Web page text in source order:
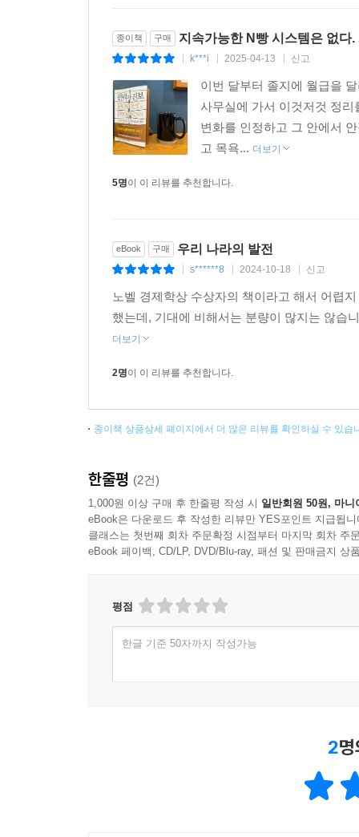
‘페이스북’은 플랫폼에 무분별하게 업로드되는
목적으로 사람들이 관심을 가질 만한 자극적
중국 정부는 감시를 위한 AI 기술에 막대하게
규모로 수집하여 분석할 것을 주요 테크 기업에
삭제하여 대중들의 접근을 차단한다. 강력한 힘
개발된 AI 도구들은 신장 지역을 넘어 비민주주의
전락시키고 모멸감을 주며, 무리한 업무 일정
발생률은 전체 평균보다 두 배나 높았으며, 업무
디지털 기술 개발을 통해 기업은 어마어마한 수
도구들은 노동자의 생산성을 높이고 수익을 늘
수집하고 독점하는 기술이 권력을 집중시키고
결과적으로 사회적 후생을 낮추고 민주주의를 쇠
결과를 불러온 순간들을 포착하고 있다. 개선되
못했다. 중세 말 바닷길이 열리고 대서양 교역을
환경으로 내몰렸다. 기술의 발전은 모든 것을 해
“공유된 번영은 우리의 선택에 달렸다”
공유된 번영으로 나아가게 할 날카로운 제언
아세모글루와 존슨은 이와 같은 낙관들을 정면
편리해졌음은 자명하다. 저자들에 따르면, 오늘
오늘날 세계 대부분의 사람들이 조상보다 생활
종이책 구매 지속가능한 N빵 시스템은 없다
k***i 2025-04-13 신고
이번 달부터 졸지에 월급을
사무실에 가서 이것저것 정
변화를 인정하고 그 안에서
고 목욕... 더보기
5명이 이 리뷰를 추천합니다.
eBook 구매 우리 나라의 발전
s******8 2024-10-18 신고
노벨 경제학상 수상자의 책이라고 해서 어렵
했는데, 기대에 비해서는 분량이 많지는 않습
더보기
2명이 이 리뷰를 추천합니다.
종이책 상품상세 페이지에서 더 많은 리뷰를 확인하실 수 있습
한줄평 (2건)
1,000원 이상 구매 후 한줄평 작성 시 일반회원 50원, 마니
eBook은 다운로드 후 작성한 리뷰만 YES포인트 지급됩니
클래스는 첫번째 회차 주문확정 시점부터 마지막 회차 주
eBook 페이백, CD/LP, DVD/Blu-ray, 패션 및 판매금지 상
평점
한글 기준 50자까지 작성가능
2